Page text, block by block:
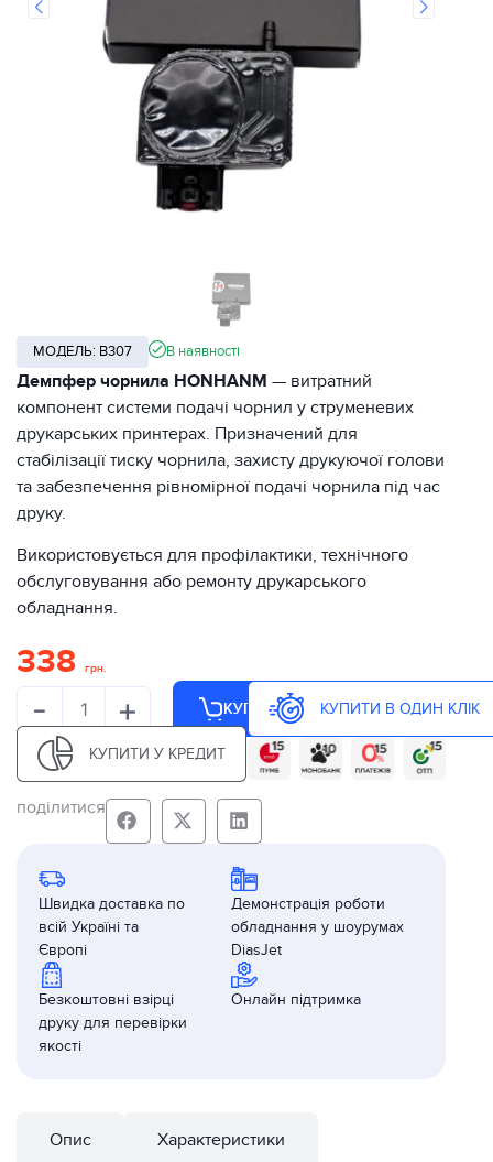
МОДЕЛЬ: B307 В наявності
Демпфер чорнила HONHANM — витратний
компонент системи подачі чорнил у струменевих
друкарських принтерах. Призначений для
стабілізації тиску чорнила, захисту друкуючої голови
та забезпечення рівномірної подачі чорнила під час
друку.
Використовується для профілактики, технічного
обслуговування або ремонту друкарського
обладнання.
338 грн.
- + КУПИТИ КУПИТИ В ОДИН КЛІК
КУПИТИ У КРЕДИТ
поділитися
Швидка доставка по
всій Україні та
Європі
Демонстрація роботи
обладнання у шоурумах
DiasJet
Безкоштовні взірці
друку для перевірки
якості
Онлайн підтримка
Опис Характеристики